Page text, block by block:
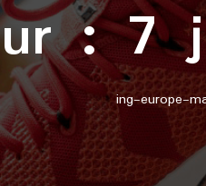
:7
ing-europe-